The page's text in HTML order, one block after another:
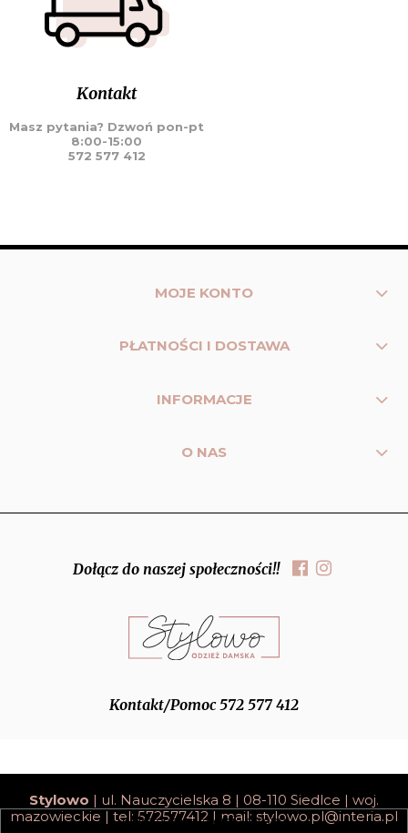
Kontakt
Masz pytania? Dzwoń pon-pt
8:00-15:00
572 577 412
MOJE KONTO
PŁATNOŚCI I DOSTAWA
INFORMACJE
O NAS
Dołącz do naszej społeczności!!
Kontakt/Pomoc 572 577 412
Stylowo | ul. Nauczycielska 8 | 08-110 Siedlce | woj.
mazowieckie | tel: 572577412 | mail: stylowo.pl@interia.pl
pokaż pełną wersję strony